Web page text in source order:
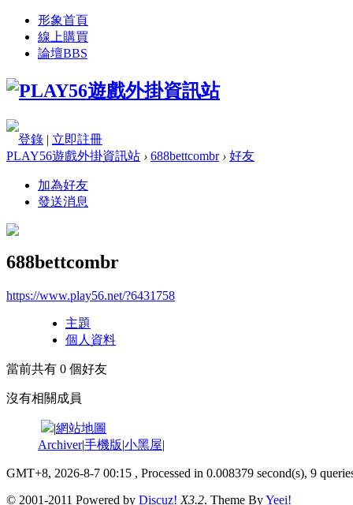
形象首頁
線上購買
論壇BBS
登錄 | 立即註冊
PLAY56遊戲外掛資訊站 › 688bettcombr › 好友
加為好友
發送消息
688bettcombr
https://www.play56.net/?6431758
主題
個人資料
當前共有 0 個好友
沒有相關成員
|網站地圖
Archiver|手機版|小黑屋|
GMT+8, 2026-8-7 00:15 , Processed in 0.008379 second(s), 9
© 2001-2011 Powered by Discuz! X3.2. Theme ByYeei!